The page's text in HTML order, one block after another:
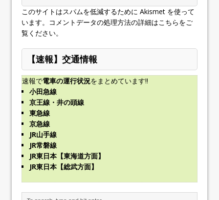
このサイトはスパムを低減するために Akismet を使って
います。 コメントデータの処理方法の詳細はこちらをご
覧ください。
【速報】交通情報
速報で電車の運行状況をまとめています!!
小田急線
京王線・井の頭線
東急線
京急線
JR山手線
JR常磐線
JR東日本【東海道方面】
JR東日本【総武方面】